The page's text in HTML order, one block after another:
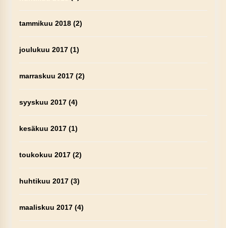
tammikuu 2018(2)
joulukuu 2017(1)
marraskuu 2017(2)
syyskuu 2017(4)
kesäkuu 2017(1)
toukokuu 2017(2)
huhtikuu 2017(3)
maaliskuu 2017(4)